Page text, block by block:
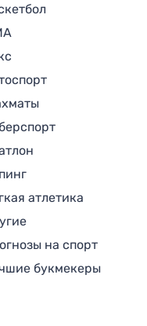
атлетика
на спорт
букмекеры